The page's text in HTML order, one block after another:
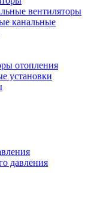
вентиляторы
канальные
отопления
установки
давления